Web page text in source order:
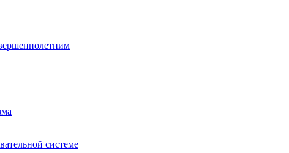
системе